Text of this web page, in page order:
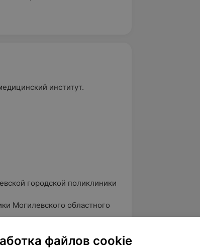
институт.
городской поликлиники
Могилевского областного
Могилевской центральной
файлов cookie